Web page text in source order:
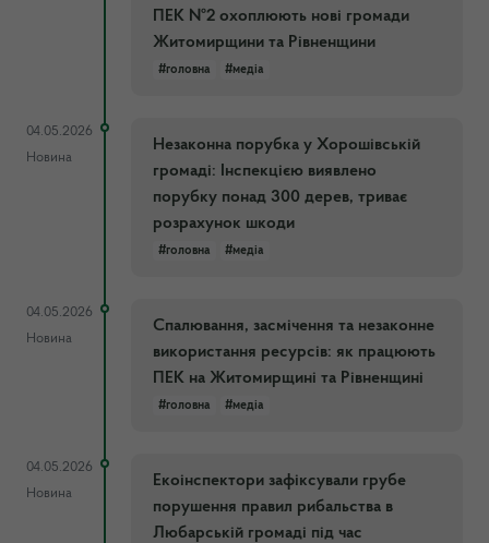
ПЕК №2 охоплюють нові громади
Житомирщини та Рівненщини
#головна #медіа
04.05.2026
Новина
Незаконна порубка у Хорошівській
громаді: Інспекцією виявлено
порубку понад 300 дерев, триває
розрахунок шкоди
#головна #медіа
04.05.2026
Новина
Спалювання, засмічення та незаконне
використання ресурсів: як працюють
ПЕК на Житомирщині та Рівненщині
#головна #медіа
04.05.2026
Новина
Екоінспектори зафіксували грубе
порушення правил рибальства в
Любарській громаді під час